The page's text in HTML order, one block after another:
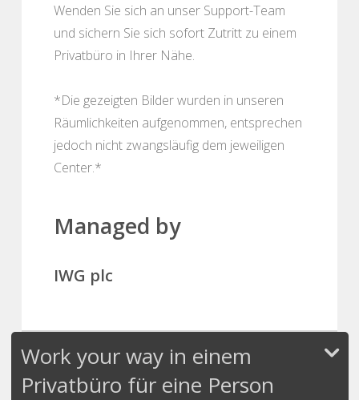
Wenden Sie sich an unser Support-Team
und sichern Sie sich sofort Zutritt zu einem
Privatbüro in Ihrer Nähe.
*Die gezeigten Bilder wurden in unseren
Räumlichkeiten aufgenommen, entsprechen
jedoch nicht zwangsläufig dem jeweiligen
Center.*
Managed by
IWG plc
Work your way in einem
Privatbüro für eine Person